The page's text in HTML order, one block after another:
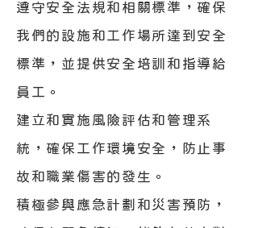
遵守安全法規和相關標準，確保
我們的設施和工作場所達到安全
標準，並提供安全培訓和指導給
員工。
建立和實施風險評估和管理系
統，確保工作環境安全，防止事
故和職業傷害的發生。
積極參與應急計劃和災害預防，